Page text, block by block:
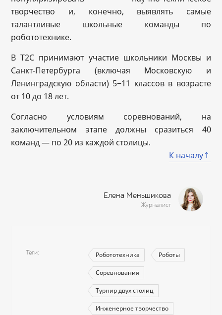
творчество и, конечно, выявлять самые
талантливые школьные команды по
робототехнике.
В Т2С принимают участие школьники Москвы и
Санкт-Петербурга (включая Московскую и
Ленинградскую области) 5−11 классов в возрасте
от 10 до 18 лет.
Согласно условиям соревнований, на
заключительном этапе должны сразиться 40
команд — по 20 из каждой столицы.
К началу
Елена Меньшикова
Журналист
Теги Робототехника Роботы
Соревнования
Турнир двух столиц
Инженерное творчество